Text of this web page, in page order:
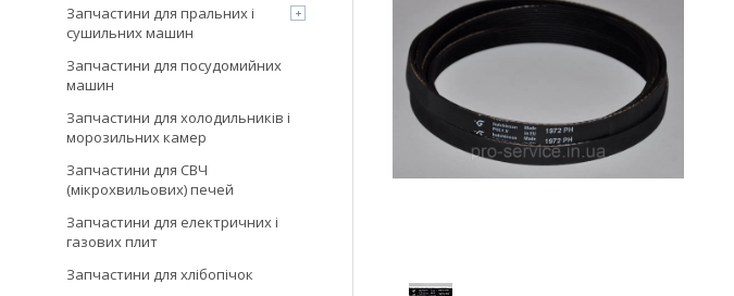
Запчастини для пральних і
сушильних машин
Запчастини для посудомийних
машин
Запчастини для холодильників і
морозильних камер
Запчастини для СВЧ
(мікрохвильових) печей
Запчастини для електричних і
газових плит
Запчастини для хлібопічок